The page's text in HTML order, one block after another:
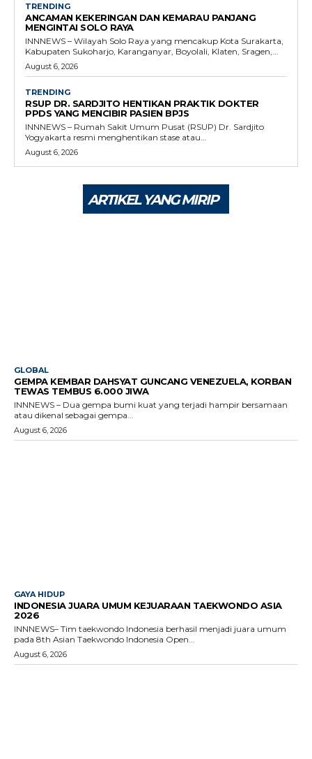
TRENDING
ANCAMAN KEKERINGAN DAN KEMARAU PANJANG
MENGINTAI SOLO RAYA
INNNEWS – Wilayah Solo Raya yang mencakup Kota Surakarta,
Kabupaten Sukoharjo, Karanganyar, Boyolali, Klaten, Sragen,...
August 6, 2026
TRENDING
RSUP DR. SARDJITO HENTIKAN PRAKTIK DOKTER
PPDS YANG MENCIBIR PASIEN BPJS
INNNEWS – Rumah Sakit Umum Pusat (RSUP) Dr. Sardjito
Yogyakarta resmi menghentikan stase atau...
August 6, 2026
ARTIKEL YANG MIRIP
GLOBAL
GEMPA KEMBAR DAHSYAT GUNCANG VENEZUELA, KORBAN
TEWAS TEMBUS 6.000 JIWA
INNNEWS – Dua gempa bumi kuat yang terjadi hampir bersamaan
atau dikenal sebagai gempa...
August 6, 2026
GAYA HIDUP
INDONESIA JUARA UMUM KEJUARAAN TAEKWONDO ASIA
2026
INNNEWS– Tim taekwondo Indonesia berhasil menjadi juara umum
pada 8th Asian Taekwondo Indonesia Open...
August 6, 2026